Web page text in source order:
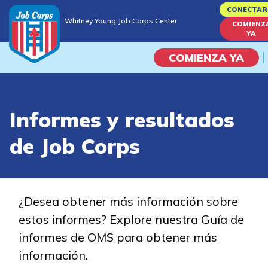
to
content
Whitney Young Job Corps Center
YA
COMIENZA YA
Vida En El Campus
Habilidades académicas
Estudiar
Programas de
Informes y resultados
de Job Corps
¿Desea obtener más información sobre
estos informes? Explore nuestra Guía de
informes de OMS para obtener más
información.